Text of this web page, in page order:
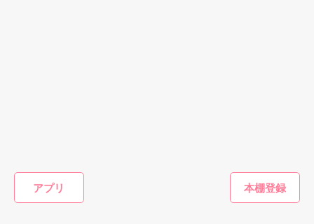
アプリ
あれから六年。
もう二度と会わないと思っていた央太に、オフィスで再会。
きみが光るたび、
淡くなる
泡沫しあ／著
転生者公爵令嬢は
王太子相手に商売
で無双する。王太
現実Ｒ
森口 貴